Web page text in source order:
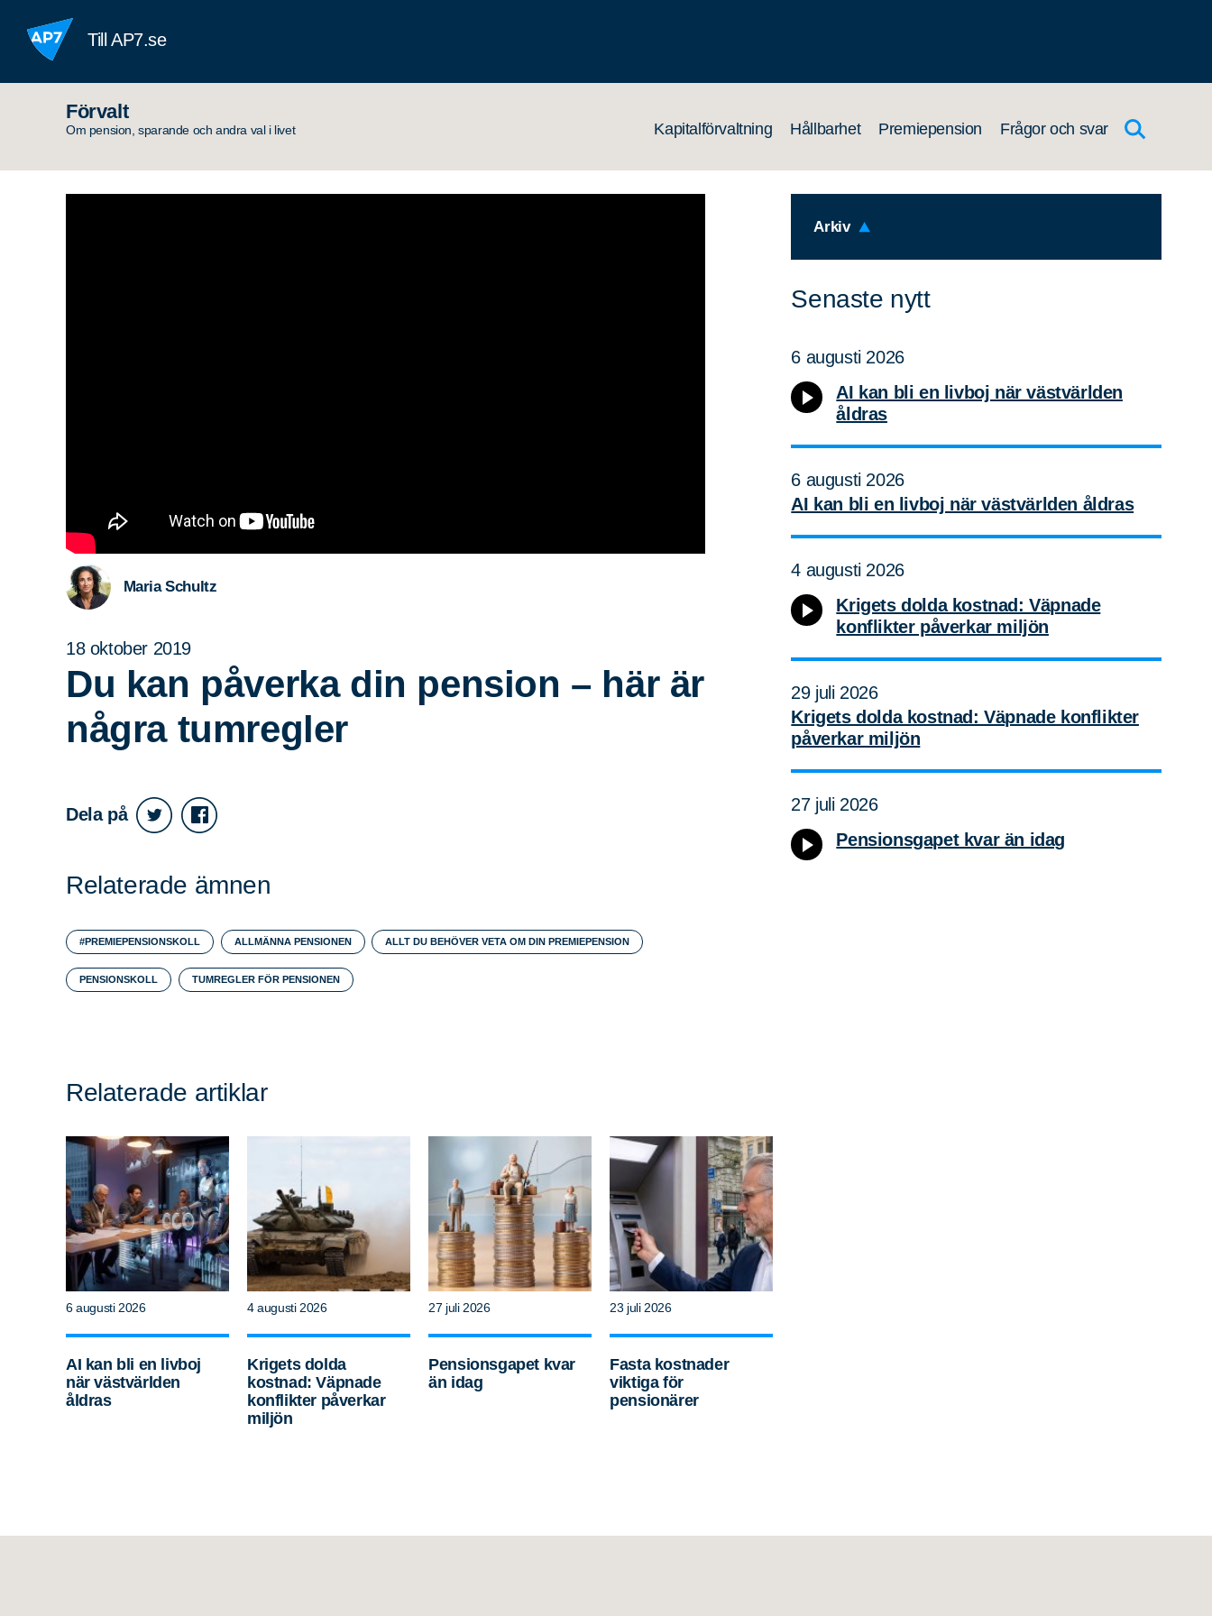
Hoppa till innehållet
Till AP7.se
Förvalt
Om pension, sparande och andra val i livet Kapitalförvaltning Hållbarhet Premiepension Frågor och svar
Arkiv
Senaste nytt
6 augusti 2026
AI kan bli en livboj när västvärlden
åldras
6 augusti 2026
AI kan bli en livboj när västvärlden åldras
4 augusti 2026
Krigets dolda kostnad: Väpnade
konflikter påverkar miljön
29 juli 2026
Krigets dolda kostnad: Väpnade konflikter
påverkar miljön
27 juli 2026
Pensionsgapet kvar än idag
Maria Schultz
18 oktober 2019
Du kan påverka din pension – här är
några tumregler
Dela på
Relaterade ämnen
#PREMIEPENSIONSKOLL ALLMÄNNA PENSIONEN ALLT DU BEHÖVER VETA OM DIN PREMIEPENSION
PENSIONSKOLL TUMREGLER FÖR PENSIONEN
Relaterade artiklar
6 augusti 2026
AI kan bli en livboj
när västvärlden
åldras
4 augusti 2026
Krigets dolda
kostnad: Väpnade
konflikter påverkar
miljön
27 juli 2026
Pensionsgapet kvar
än idag
23 juli 2026
Fasta kostnader
viktiga för
pensionärer
Sök på sidan:
efter: